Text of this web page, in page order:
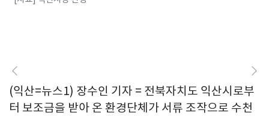
(익산=뉴스1) 장수인 기자 = 전북자치도 익산시로부
터 보조금을 받아 온 환경단체가 서류 조작으로 수천